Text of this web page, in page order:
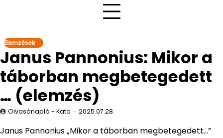
Elemzések
Janus Pannonius: Mikor a
táborban megbetegedett
… (elemzés)
Olvasónapló - Kata 2025.07.28.
Janus Pannonius „Mikor a táborban megbetegedett…”